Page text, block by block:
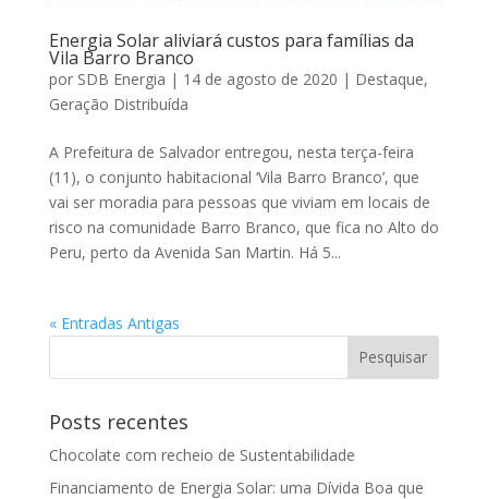
Energia Solar aliviará custos para famílias da
Vila Barro Branco
por SDB Energia | 14 de agosto de 2020 | Destaque,
Geração Distribuída
A Prefeitura de Salvador entregou, nesta terça-feira
(11), o conjunto habitacional ‘Vila Barro Branco’, que
vai ser moradia para pessoas que viviam em locais de
risco na comunidade Barro Branco, que fica no Alto do
Peru, perto da Avenida San Martin. Há 5...
« Entradas Antigas
Posts recentes
Chocolate com recheio de Sustentabilidade
Financiamento de Energia Solar: uma Dívida Boa que